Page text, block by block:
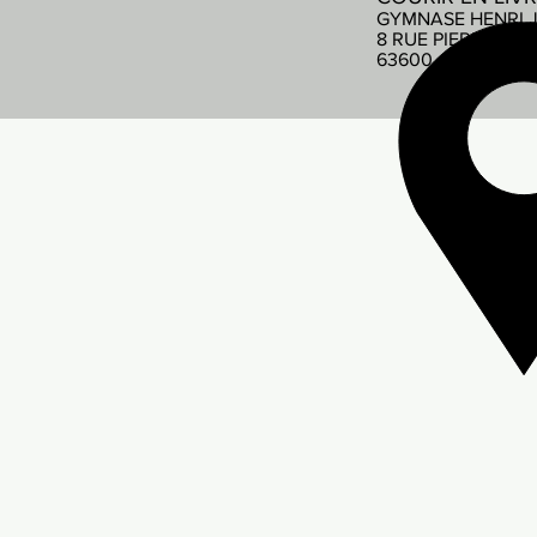
GYMNASE HENRI
8 RUE PIERRE DE
63600 AMBERT